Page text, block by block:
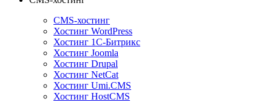
CMS-хостинг
Хостинг WordPress
Хостинг 1С-Битрикс
Хостинг Joomla
Хостинг Drupal
Хостинг NetCat
Хостинг Umi.CMS
Хостинг HostCMS